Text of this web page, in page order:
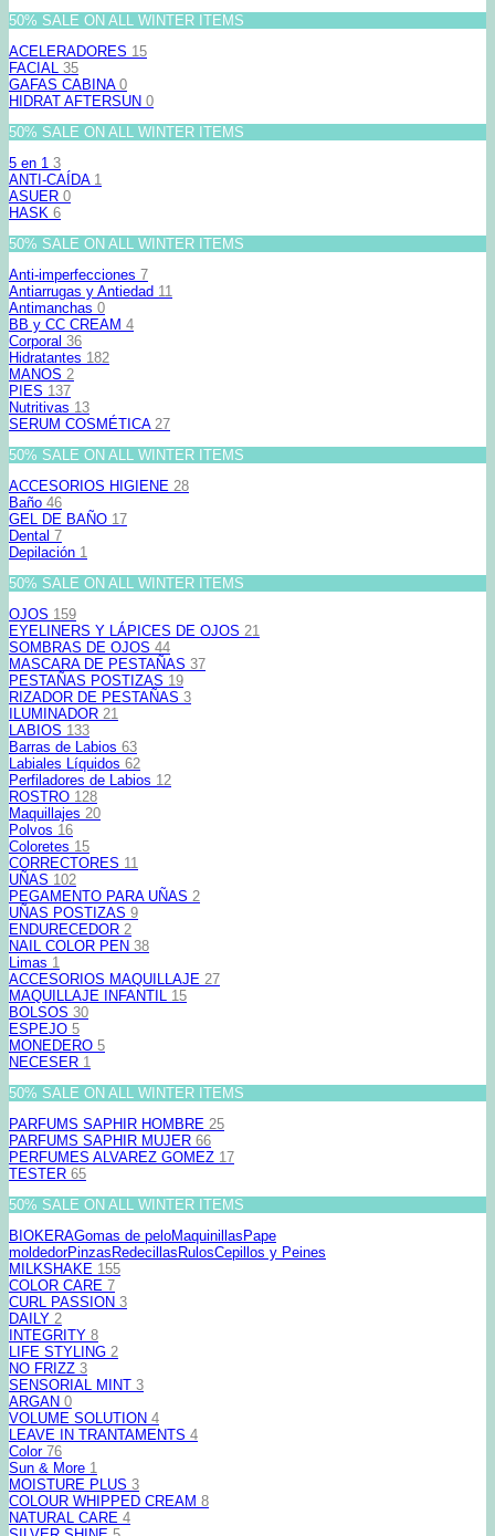
50% SALE ON ALL WINTER ITEMS
ACELERADORES 15
FACIAL 35
GAFAS CABINA 0
HIDRAT AFTERSUN 0
50% SALE ON ALL WINTER ITEMS
5 en 1 3
ANTI-CAÍDA 1
ASUER 0
HASK 6
50% SALE ON ALL WINTER ITEMS
Anti-imperfecciones 7
Antiarrugas y Antiedad 11
Antimanchas 0
BB y CC CREAM 4
Corporal 36
Hidratantes 182
MANOS 2
PIES 137
Nutritivas 13
SERUM COSMÉTICA 27
50% SALE ON ALL WINTER ITEMS
ACCESORIOS HIGIENE 28
Baño 46
GEL DE BAÑO 17
Dental 7
Depilación 1
50% SALE ON ALL WINTER ITEMS
OJOS 159
EYELINERS Y LÁPICES DE OJOS 21
SOMBRAS DE OJOS 44
MASCARA DE PESTAÑAS 37
PESTAÑAS POSTIZAS 19
RIZADOR DE PESTAÑAS 3
ILUMINADOR 21
LABIOS 133
Barras de Labios 63
Labiales Líquidos 62
Perfiladores de Labios 12
ROSTRO 128
Maquillajes 20
Polvos 16
Coloretes 15
CORRECTORES 11
UÑAS 102
PEGAMENTO PARA UÑAS 2
UÑAS POSTIZAS 9
ENDURECEDOR 2
NAIL COLOR PEN 38
Limas 1
ACCESORIOS MAQUILLAJE 27
MAQUILLAJE INFANTIL 15
BOLSOS 30
ESPEJO 5
MONEDERO 5
NECESER 1
50% SALE ON ALL WINTER ITEMS
PARFUMS SAPHIR HOMBRE 25
PARFUMS SAPHIR MUJER 66
PERFUMES ALVAREZ GOMEZ 17
TESTER 65
50% SALE ON ALL WINTER ITEMS
BIOKERAGomas de peloMaquinillas Pape
moldedorPinzas Redecillas RulosCepillos y Peines
MILKSHAKE 155
COLOR CARE 7
CURL PASSION 3
DAILY 2
INTEGRITY 8
LIFE STYLING 2
NO FRIZZ 3
SENSORIAL MINT 3
ARGAN 0
VOLUME SOLUTION 4
LEAVE IN TRANTAMENTS 4
Color 76
Sun & More 1
MOISTURE PLUS 3
COLOUR WHIPPED CREAM 8
NATURAL CARE 4